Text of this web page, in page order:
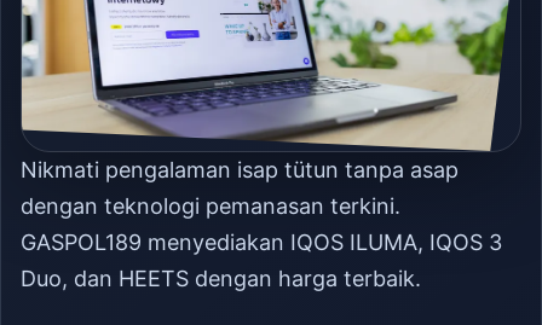
Nikmati pengalaman isap tütun tanpa asap
dengan teknologi pemanasan terkini.
GASPOL189 menyediakan IQOS ILUMA, IQOS 3
Duo, dan HEETS dengan harga terbaik.